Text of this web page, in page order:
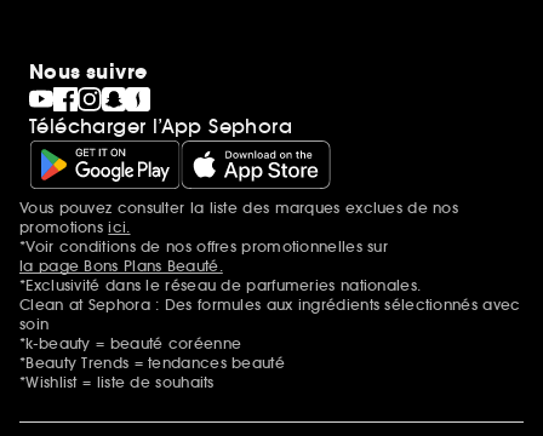
Nous suivre
Télécharger l’App Sephora
Mentions additionnelles
Vous pouvez consulter la liste des marques exclues de nos
promotionsici.
*Voir conditions de nos offres promotionnelles sur
la page Bons Plans Beauté.
*Exclusivité dans le réseau de parfumeries nationales.
Clean at Sephora : Des formules aux ingrédients sélectionnés avec
soin
*k-beauty = beauté coréenne
*Beauty Trends = tendances beauté
*Wishlist = liste de souhaits